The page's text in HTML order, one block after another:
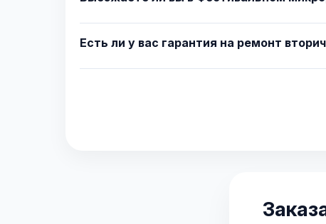
Есть ли у вас гарантия на ремонт